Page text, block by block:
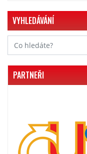
PARTNEŘI
VYHLEDÁVÁNÍ